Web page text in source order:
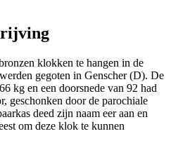
klokken te hangen in de
gegoten in Genscher (D). De
kg en een doorsnede van 92 had
geschonken door de parochiale
deed zijn naam eer aan en
om deze klok te kunnen